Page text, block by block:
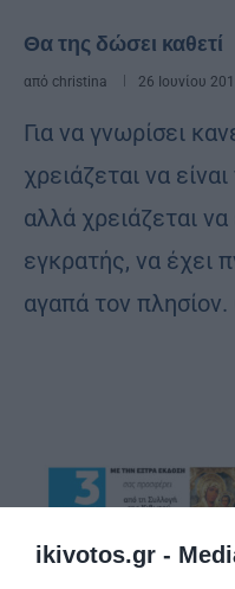
ikivotos.gr -
Θα της δώσει καθετί
από christina 26 Ιουνίου
Για να γνωρίσει
χρειάζεται να
αλλά χρειάζεται
εγκρατής, να έχει
αγαπά τον